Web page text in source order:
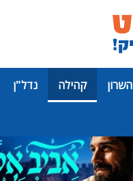
השרון קהילה נדל"ן